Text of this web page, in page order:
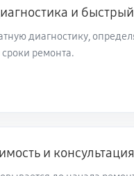
60 минут
60 минут
60 минут
и
диагностику,
ремонта.
и консультация